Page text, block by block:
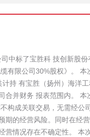
中标了宝胜科 技创新股
有限公司30%股权》。 本
持 有宝胜（扬州）海洋
合并财务 报表范围内。
构成关联交易，无需经公
期的经营风险。同时在经
营情况存在不确定性。 本